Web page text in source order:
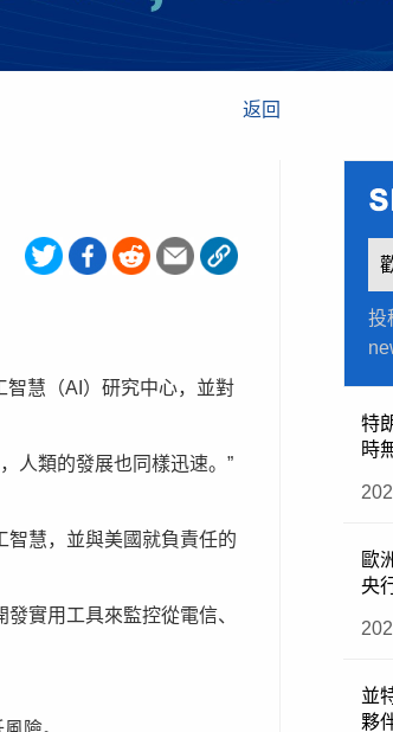
返回
慧（AI）研究中心，並對
人類的發展也同樣迅速。”
慧，並與美國就負責任的
實用工具來監控從電信、
投
特
時
歐
央
並
夥